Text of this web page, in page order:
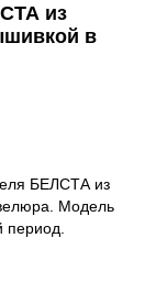
из
в
БЕЛСТА из
Модель
период.